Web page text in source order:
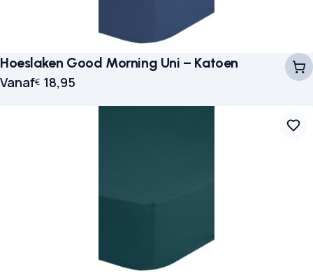
Hoeslaken Good Morning Uni – Katoen
Vanaf€ 18,95